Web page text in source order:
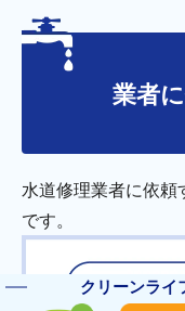
業者
水道修理業者に依頼
です。
クリーンライ